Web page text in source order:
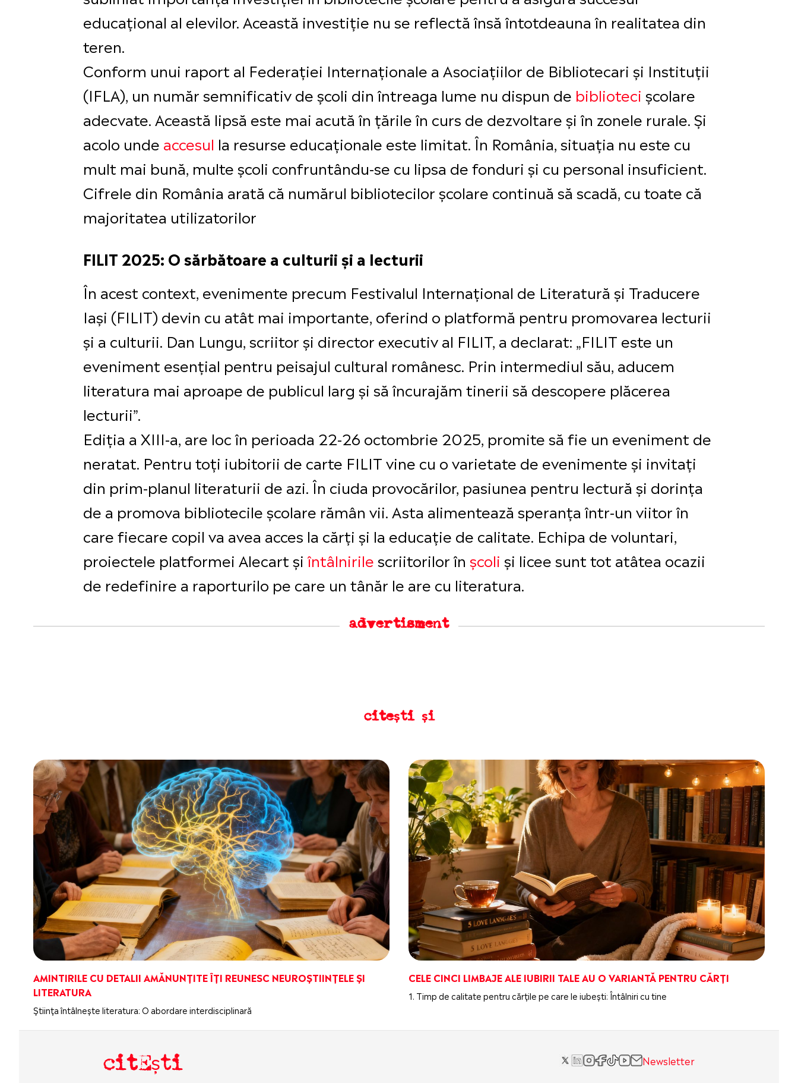
educațional al elevilor. Această investiție nu se reflectă însă întotdeauna în realitatea din
teren.
Conform unui raport al Federației Internaționale a Asociațiilor de Bibliotecari și Instituții
(IFLA), un număr semnificativ de școli din întreaga lume nu dispun de biblioteci școlare
adecvate. Această lipsă este mai acută în țările în curs de dezvoltare și în zonele rurale. Și
acolo unde accesul la resurse educaționale este limitat. În România, situația nu este cu
mult mai bună, multe școli confruntându-se cu lipsa de fonduri și cu personal insuficient.
Cifrele din România arată că numărul bibliotecilor școlare continuă să scadă, cu toate că
majoritatea utilizatorilor
FILIT 2025: O sărbătoare a culturii și a lecturii
În acest context, evenimente precum Festivalul Internațional de Literatură și Traducere
Iași (FILIT) devin cu atât mai importante, oferind o platformă pentru promovarea lecturii
și a culturii. Dan Lungu, scriitor și director executiv al FILIT, a declarat: „FILIT este un
eveniment esențial pentru peisajul cultural românesc. Prin intermediul său, aducem
literatura mai aproape de publicul larg și să încurajăm tinerii să descopere plăcerea
lecturii”.
Ediția a XIII-a, are loc în perioada 22-26 octombrie 2025, promite să fie un eveniment de
neratat. Pentru toți iubitorii de carte FILIT vine cu o varietate de evenimente și invitați
din prim-planul literaturii de azi. În ciuda provocărilor, pasiunea pentru lectură și dorința
de a promova bibliotecile școlare rămân vii. Asta alimentează speranța într-un viitor în
care fiecare copil va avea acces la cărți și la educație de calitate. Echipa de voluntari,
proiectele platformei Alecart șiîntâlnirilescriitorilor în școli și licee sunt tot atâtea ocazii
de redefinire a raporturilo pe care un tânăr le are cu literatura.
advertisment
citești și
AMINTIRILE CU DETALII AMĂNUNȚITE ÎȚI REUNESC NEUROȘTIINȚELE ȘI
LITERATURA
Știința întâlnește literatura: O abordare interdisciplinară
CELE CINCI LIMBAJE ALE IUBIRII TALE AU O VARIANTĂ PENTRU CĂRȚI
1. Timp de calitate pentru cărțile pe care le iubești: Întâlniri cu tine
citEști Newsletter